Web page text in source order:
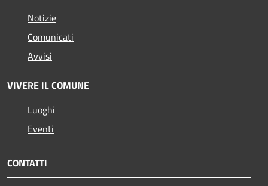
Notizie
Comunicati
Avvisi
VIVERE IL COMUNE
Luoghi
Eventi
CONTATTI